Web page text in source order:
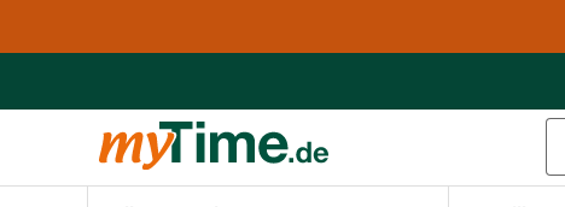
Zur Navigation springen